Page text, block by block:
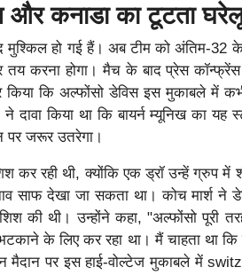
और कनाडा का टूटता
मुश्किल हो गई हैं। अब टीम को अंतिम-32
तय करना होगा। मैच के बाद प्रेस
किया कि अल्फोंसो डेविस इस मुकाबले में
किया था कि बायर्न म्यूनिख का यह
पर जरूर उतरेगा।
कर रही थी, क्योंकि एक ड्रॉ उन्हें ग्रुप में
साफ देखा जा सकता था। कोच मार्श ने
की थी। उन्होंने कहा, "अल्फोंसो पूरी
के लिए कर रहा था। मैं चाहता था
पर इस हाई-वोल्टेज मुकाबले में